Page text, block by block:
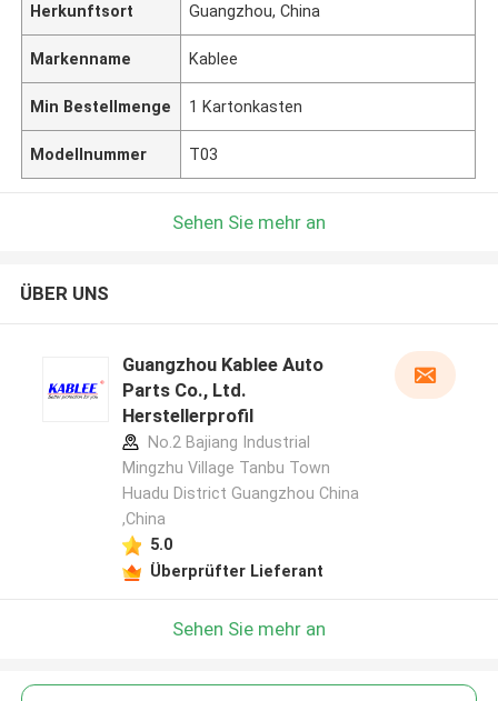
Herkunftsort Guangzhou, China
Markenname Kablee
Min Bestellmenge 1 Kartonkasten
Modellnummer T03
Sehen Sie mehr an
ÜBER UNS
Guangzhou Kablee Auto
Parts Co., Ltd.
Herstellerprofil
No.2 Bajiang Industrial
Mingzhu Village Tanbu Town
Huadu District Guangzhou China
,China
5.0
Überprüfter Lieferant
Sehen Sie mehr an